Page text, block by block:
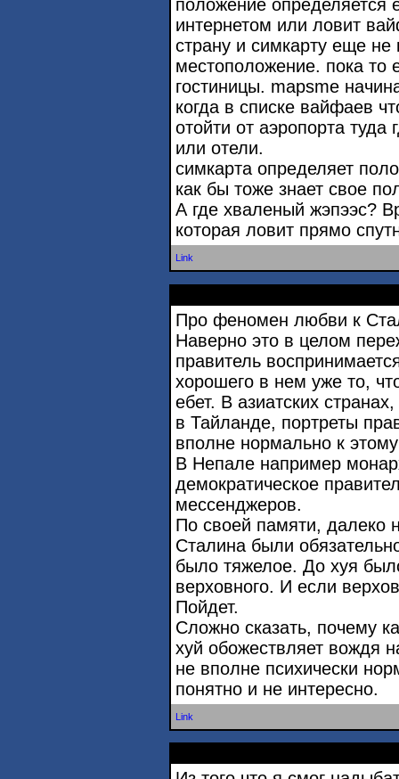
положение определяется
интернетом или ловит
страну и симкарту еще не
местоположение. пока то
гостиницы. mapsme
когда в списке вайфаев
отойти от аэропорта туда
или отели.
симкарта определяет
как бы тоже знает свое
А где хваленый жэпээс?
которая ловит прямо
Link
Про феномен любви к
Наверно это в целом
правитель
хорошего в нем уже то,
ебет. В азиатских
в Тайланде, портреты
вполне нормально к
В Непале например
демократическое
мессенджеров.
По своей памяти, далеко
Сталина были
было тяжелое. До хуя
верховного. И если
Пойдет.
Сложно сказать, почему
хуй обожествляет вождя
не вполне психически
понятно и не интересно.
Link